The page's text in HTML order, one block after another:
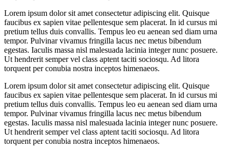
Lorem ipsum dolor sit amet consectetur adipiscing elit. Quisque
faucibus ex sapien vitae pellentesque sem placerat. In id cursus mi
pretium tellus duis convallis. Tempus leo eu aenean sed diam urna
tempor. Pulvinar vivamus fringilla lacus nec metus bibendum
egestas. Iaculis massa nisl malesuada lacinia integer nunc posuere.
Ut hendrerit semper vel class aptent taciti sociosqu. Ad litora
torquent per conubia nostra inceptos himenaeos.
Lorem ipsum dolor sit amet consectetur adipiscing elit. Quisque
faucibus ex sapien vitae pellentesque sem placerat. In id cursus mi
pretium tellus duis convallis. Tempus leo eu aenean sed diam urna
tempor. Pulvinar vivamus fringilla lacus nec metus bibendum
egestas. Iaculis massa nisl malesuada lacinia integer nunc posuere.
Ut hendrerit semper vel class aptent taciti sociosqu. Ad litora
torquent per conubia nostra inceptos himenaeos.